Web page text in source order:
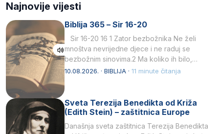
Najnovije vijesti
Biblija 365 – Sir 16-20
Sir 16-20 16 1 Zator bezbožnika Ne želi
mnoštva nevrijedne djece i ne raduj se
bezbožnim sinovima.2 Ma koliko ih bilo,…
10.08.2026. · BIBLIJA · 11 minute čitanja
Sveta Terezija Benedikta od Križa
(Edith Stein) – zaštitnica Europe
Današnja sveta zaštitnica Terezija Benedikta